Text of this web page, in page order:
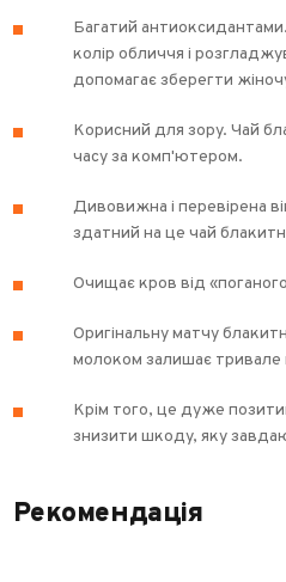
Багатий
колір обличчя і
допомагає зберегти
Корисний для зору. Чай
часу за комп'ютером.
Дивовижна і перевірена
здатний на це чай
Очищає кров від
Оригінальну матчу
молоком залишає тривале
Крім того, це дуже
знизити шкоду, яку
Рекомендація